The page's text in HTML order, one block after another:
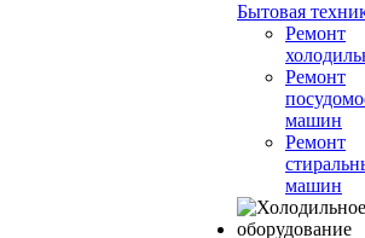
Бытовая
Ремонт
Ремонт
машин
Ремонт
машин